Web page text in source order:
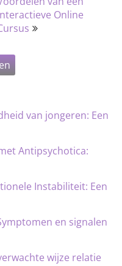
Online
van jongeren: Een
Antipsychotica:
Instabiliteit: Een
en signalen
wijze relatie